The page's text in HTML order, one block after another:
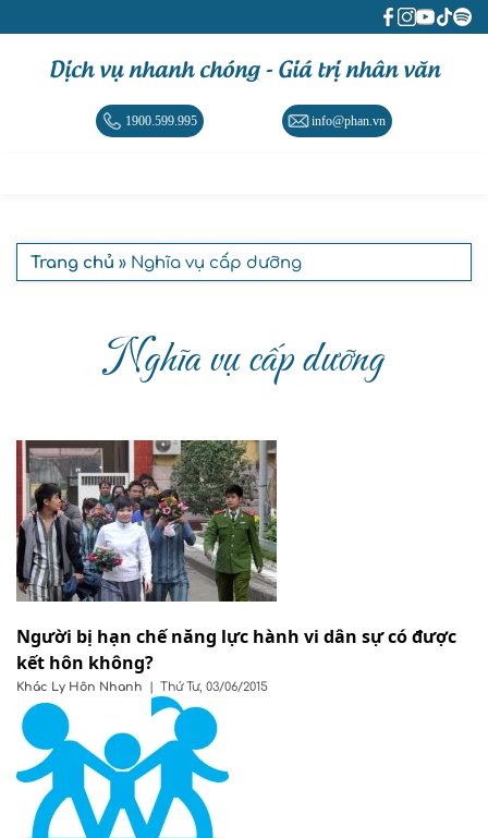
Dịch vụ nhanh chóng - Giá trị nhân văn
1900.599.995 info@phan.vn
Trang chủ » Nghĩa vụ cấp dưỡng
Nghĩa vụ cấp dưỡng
Người bị hạn chế năng lực hành vi dân sự có được
kết hôn không?
Khác Ly Hôn Nhanh | Thứ Tư, 03/06/2015